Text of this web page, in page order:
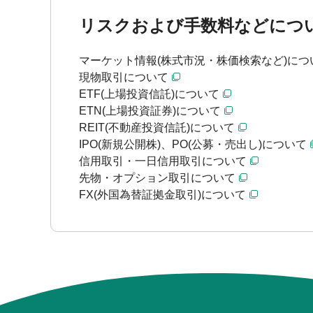
リスクおよび手数料などにつ
マーケット情報(株式市況・株価検索など)につ
現物取引について
ETF(上場投資信託)について
ETN(上場投資証券)について
REIT(不動産投資信託)について
IPO(新規公開株)、PO(公募・売出し)について
信用取引・一日信用取引について
先物・オプション取引について
FX(外国為替証拠金取引)について